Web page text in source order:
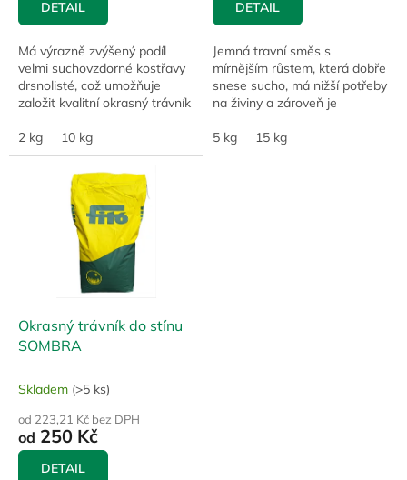
DETAIL
Má výrazně zvýšený podíl
velmi suchovzdorné kostřavy
drsnolisté, což umožňuje
založit kvalitní okrasný trávník
nedostatečnou závlahou. Je
málo vzrůstná a...
2 kg 10 kg
DETAIL
Jemná travní směs s
mírnějším růstem, která dobře
snese sucho, má nižší potřeby
na živiny a zároveň je
zátěži. Cílí zejména na
5 kg 15 kg
Okrasný trávník do stínu
SOMBRA
Skladem (>5 ks)
od 223,21 Kč bez DPH
od 250 Kč
DETAIL